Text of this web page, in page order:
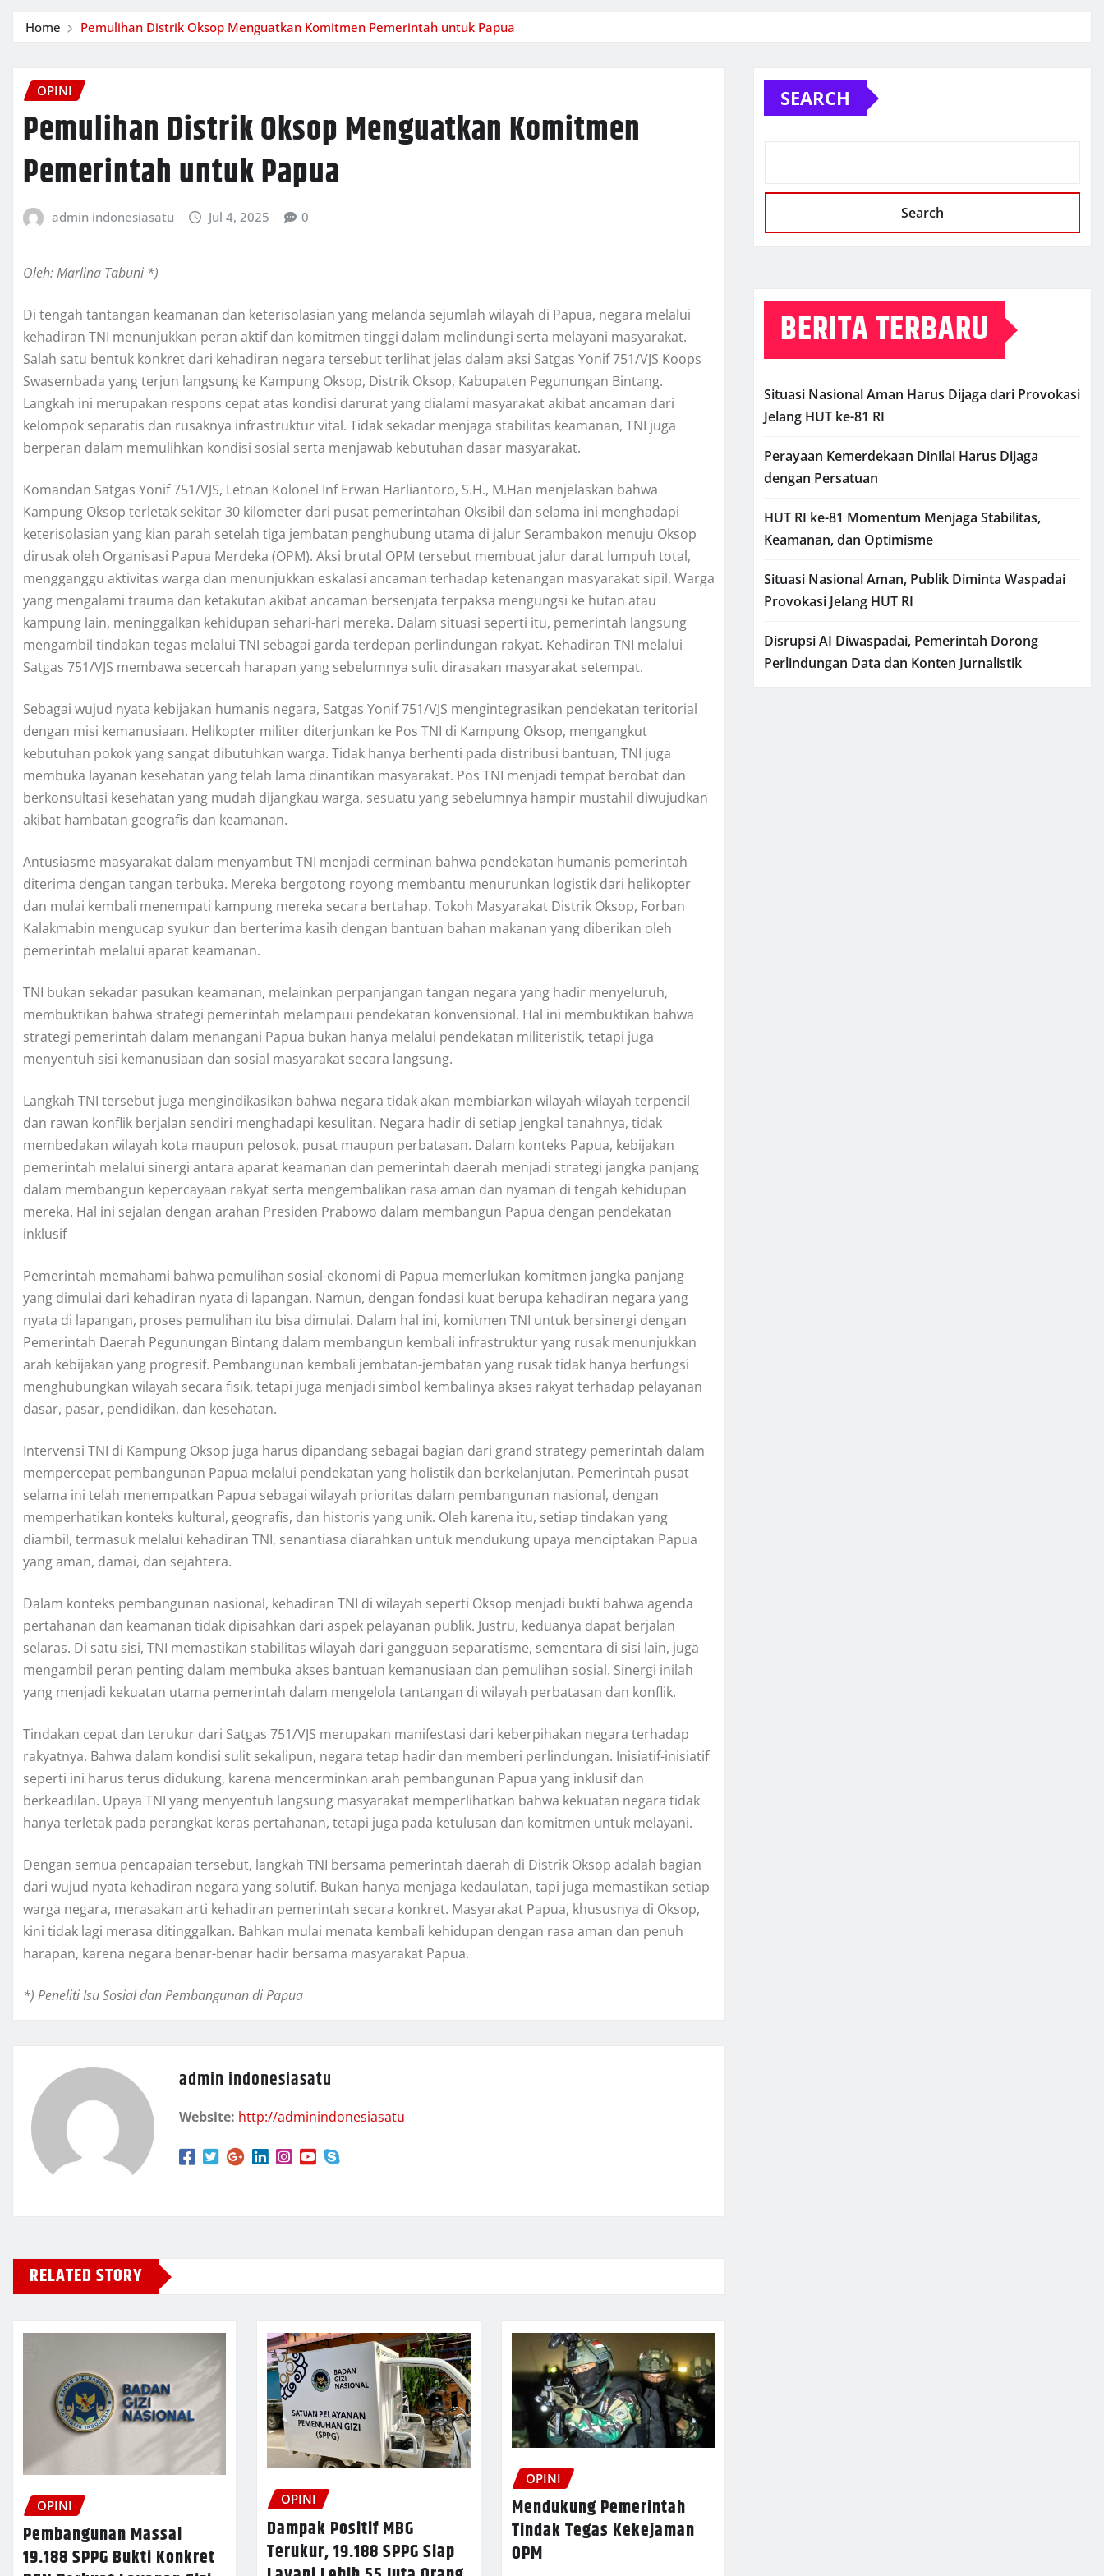
Home Pemulihan Distrik Oksop Menguatkan Komitmen Pemerintah untuk Papua
OPINI
Pemulihan Distrik Oksop Menguatkan Komitmen
Pemerintah untuk Papua
admin indonesiasatu Jul 4, 2025 0
Oleh: Marlina Tabuni *)
Di tengah tantangan keamanan dan keterisolasian yang melanda sejumlah wilayah di Papua, negara melalui
kehadiran TNI menunjukkan peran aktif dan komitmen tinggi dalam melindungi serta melayani masyarakat.
Salah satu bentuk konkret dari kehadiran negara tersebut terlihat jelas dalam aksi Satgas Yonif 751/VJS Koops
Swasembada yang terjun langsung ke Kampung Oksop, Distrik Oksop, Kabupaten Pegunungan Bintang.
Langkah ini merupakan respons cepat atas kondisi darurat yang dialami masyarakat akibat ancaman dari
kelompok separatis dan rusaknya infrastruktur vital. Tidak sekadar menjaga stabilitas keamanan, TNI juga
berperan dalam memulihkan kondisi sosial serta menjawab kebutuhan dasar masyarakat.
Komandan Satgas Yonif 751/VJS, Letnan Kolonel Inf Erwan Harliantoro, S.H., M.Han menjelaskan bahwa
Kampung Oksop terletak sekitar 30 kilometer dari pusat pemerintahan Oksibil dan selama ini menghadapi
keterisolasian yang kian parah setelah tiga jembatan penghubung utama di jalur Serambakon menuju Oksop
dirusak oleh Organisasi Papua Merdeka (OPM). Aksi brutal OPM tersebut membuat jalur darat lumpuh total,
mengganggu aktivitas warga dan menunjukkan eskalasi ancaman terhadap ketenangan masyarakat sipil. Warga
yang mengalami trauma dan ketakutan akibat ancaman bersenjata terpaksa mengungsi ke hutan atau
kampung lain, meninggalkan kehidupan sehari-hari mereka. Dalam situasi seperti itu, pemerintah langsung
mengambil tindakan tegas melalui TNI sebagai garda terdepan perlindungan rakyat. Kehadiran TNI melalui
Satgas 751/VJS membawa secercah harapan yang sebelumnya sulit dirasakan masyarakat setempat.
Sebagai wujud nyata kebijakan humanis negara, Satgas Yonif 751/VJS mengintegrasikan pendekatan teritorial
dengan misi kemanusiaan. Helikopter militer diterjunkan ke Pos TNI di Kampung Oksop, mengangkut
kebutuhan pokok yang sangat dibutuhkan warga. Tidak hanya berhenti pada distribusi bantuan, TNI juga
membuka layanan kesehatan yang telah lama dinantikan masyarakat. Pos TNI menjadi tempat berobat dan
berkonsultasi kesehatan yang mudah dijangkau warga, sesuatu yang sebelumnya hampir mustahil diwujudkan
akibat hambatan geografis dan keamanan.
Antusiasme masyarakat dalam menyambut TNI menjadi cerminan bahwa pendekatan humanis pemerintah
diterima dengan tangan terbuka. Mereka bergotong royong membantu menurunkan logistik dari helikopter
dan mulai kembali menempati kampung mereka secara bertahap. Tokoh Masyarakat Distrik Oksop, Forban
Kalakmabin mengucap syukur dan berterima kasih dengan bantuan bahan makanan yang diberikan oleh
pemerintah melalui aparat keamanan.
TNI bukan sekadar pasukan keamanan, melainkan perpanjangan tangan negara yang hadir menyeluruh,
membuktikan bahwa strategi pemerintah melampaui pendekatan konvensional. Hal ini membuktikan bahwa
strategi pemerintah dalam menangani Papua bukan hanya melalui pendekatan militeristik, tetapi juga
menyentuh sisi kemanusiaan dan sosial masyarakat secara langsung.
Langkah TNI tersebut juga mengindikasikan bahwa negara tidak akan membiarkan wilayah-wilayah terpencil
dan rawan konflik berjalan sendiri menghadapi kesulitan. Negara hadir di setiap jengkal tanahnya, tidak
membedakan wilayah kota maupun pelosok, pusat maupun perbatasan. Dalam konteks Papua, kebijakan
pemerintah melalui sinergi antara aparat keamanan dan pemerintah daerah menjadi strategi jangka panjang
dalam membangun kepercayaan rakyat serta mengembalikan rasa aman dan nyaman di tengah kehidupan
mereka. Hal ini sejalan dengan arahan Presiden Prabowo dalam membangun Papua dengan pendekatan
inklusif
Pemerintah memahami bahwa pemulihan sosial-ekonomi di Papua memerlukan komitmen jangka panjang
yang dimulai dari kehadiran nyata di lapangan. Namun, dengan fondasi kuat berupa kehadiran negara yang
nyata di lapangan, proses pemulihan itu bisa dimulai. Dalam hal ini, komitmen TNI untuk bersinergi dengan
Pemerintah Daerah Pegunungan Bintang dalam membangun kembali infrastruktur yang rusak menunjukkan
arah kebijakan yang progresif. Pembangunan kembali jembatan-jembatan yang rusak tidak hanya berfungsi
menghubungkan wilayah secara fisik, tetapi juga menjadi simbol kembalinya akses rakyat terhadap pelayanan
dasar, pasar, pendidikan, dan kesehatan.
Intervensi TNI di Kampung Oksop juga harus dipandang sebagai bagian dari grand strategy pemerintah dalam
mempercepat pembangunan Papua melalui pendekatan yang holistik dan berkelanjutan. Pemerintah pusat
selama ini telah menempatkan Papua sebagai wilayah prioritas dalam pembangunan nasional, dengan
memperhatikan konteks kultural, geografis, dan historis yang unik. Oleh karena itu, setiap tindakan yang
diambil, termasuk melalui kehadiran TNI, senantiasa diarahkan untuk mendukung upaya menciptakan Papua
yang aman, damai, dan sejahtera.
Dalam konteks pembangunan nasional, kehadiran TNI di wilayah seperti Oksop menjadi bukti bahwa agenda
pertahanan dan keamanan tidak dipisahkan dari aspek pelayanan publik. Justru, keduanya dapat berjalan
selaras. Di satu sisi, TNI memastikan stabilitas wilayah dari gangguan separatisme, sementara di sisi lain, juga
mengambil peran penting dalam membuka akses bantuan kemanusiaan dan pemulihan sosial. Sinergi inilah
yang menjadi kekuatan utama pemerintah dalam mengelola tantangan di wilayah perbatasan dan konflik.
Tindakan cepat dan terukur dari Satgas 751/VJS merupakan manifestasi dari keberpihakan negara terhadap
rakyatnya. Bahwa dalam kondisi sulit sekalipun, negara tetap hadir dan memberi perlindungan. Inisiatif-inisiatif
seperti ini harus terus didukung, karena mencerminkan arah pembangunan Papua yang inklusif dan
berkeadilan. Upaya TNI yang menyentuh langsung masyarakat memperlihatkan bahwa kekuatan negara tidak
hanya terletak pada perangkat keras pertahanan, tetapi juga pada ketulusan dan komitmen untuk melayani.
Dengan semua pencapaian tersebut, langkah TNI bersama pemerintah daerah di Distrik Oksop adalah bagian
dari wujud nyata kehadiran negara yang solutif. Bukan hanya menjaga kedaulatan, tapi juga memastikan setiap
warga negara, merasakan arti kehadiran pemerintah secara konkret. Masyarakat Papua, khususnya di Oksop,
kini tidak lagi merasa ditinggalkan. Bahkan mulai menata kembali kehidupan dengan rasa aman dan penuh
harapan, karena negara benar-benar hadir bersama masyarakat Papua.
*) Peneliti Isu Sosial dan Pembangunan di Papua
admin indonesiasatu
Website: http://adminindonesiasatu
RELATED STORY
OPINI
Pembangunan Massal
19.188 SPPG Bukti Konkret
OPINI
Dampak Positif MBG
Terukur, 19.188 SPPG Siap
OPINI
Mendukung Pemerintah
Tindak Tegas Kekejaman
OPM
SEARCH
Search
BERITA TERBARU
Situasi Nasional Aman Harus Dijaga dari Provokasi
Jelang HUT ke-81 RI
Perayaan Kemerdekaan Dinilai Harus Dijaga
dengan Persatuan
HUT RI ke-81 Momentum Menjaga Stabilitas,
Keamanan, dan Optimisme
Situasi Nasional Aman, Publik Diminta Waspadai
Provokasi Jelang HUT RI
Disrupsi AI Diwaspadai, Pemerintah Dorong
Perlindungan Data dan Konten Jurnalistik